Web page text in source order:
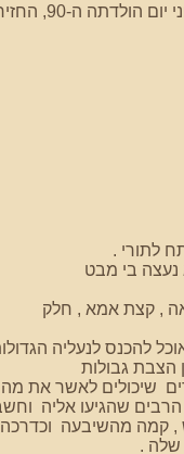
מזה זמן עברה סו מ"יש לי כל כך הרבה לעשות" ל"נו כבר", עד שאתמול, פחות
נעצה בי מבט
, קצת אמא , חלק
להכנס לנעליה
הצבת גבולות
שיכולים לאשר את מה
שהגיעו אליה
, קמה מהשיבעה וכדרכה
שלה .